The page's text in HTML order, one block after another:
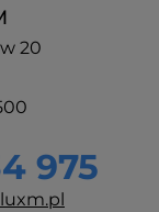
20
975